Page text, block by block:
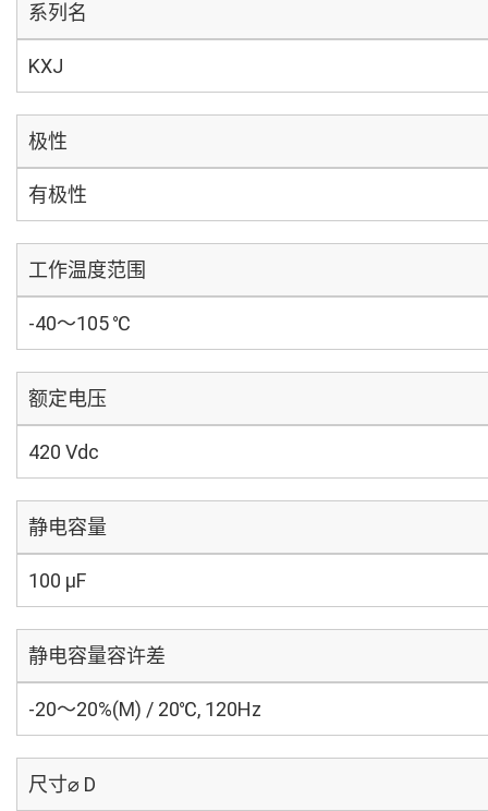
系列名
KXJ
极性
有极性
工作温度范围
-40～105 ℃
额定电压
420 Vdc
静电容量
100 µF
静电容量容许差
-20～20%(M) / 20℃, 120Hz
尺寸⌀ D